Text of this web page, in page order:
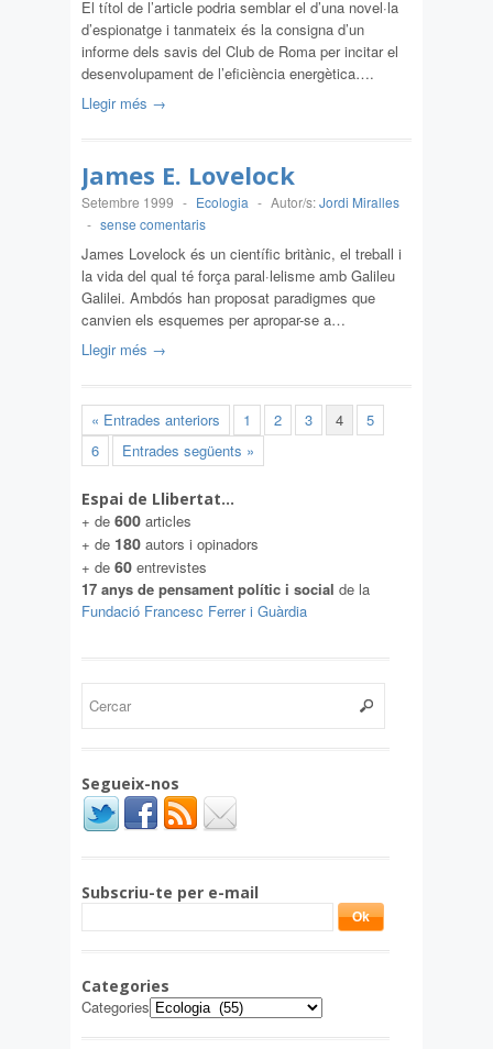
El títol de l’article podria semblar el d’una novel·la
d’espionatge i tanmateix és la consigna d’un
informe dels savis del Club de Roma per incitar el
desenvolupament de l’eficiència energètica….
Llegir més →
James E. Lovelock
Setembre 1999 - Ecologia - Autor/s:Jordi Miralles
- sense comentaris
James Lovelock és un científic britànic, el treball i
la vida del qual té força paral·lelisme amb Galileu
Galilei. Ambdós han proposat paradigmes que
canvien els esquemes per apropar-se a…
Llegir més →
« Entrades anteriors 1 2 3 4
5
6
Entrades següents »
Espai de Llibertat…
+ de 600 articles
+ de 180 autors i opinadors
+ de 60 entrevistes
17 anys de pensament polític i social de la
Fundació Francesc Ferrer i Guàrdia
Segueix-nos
Subscriu-te per e-mail
Categories
Categories